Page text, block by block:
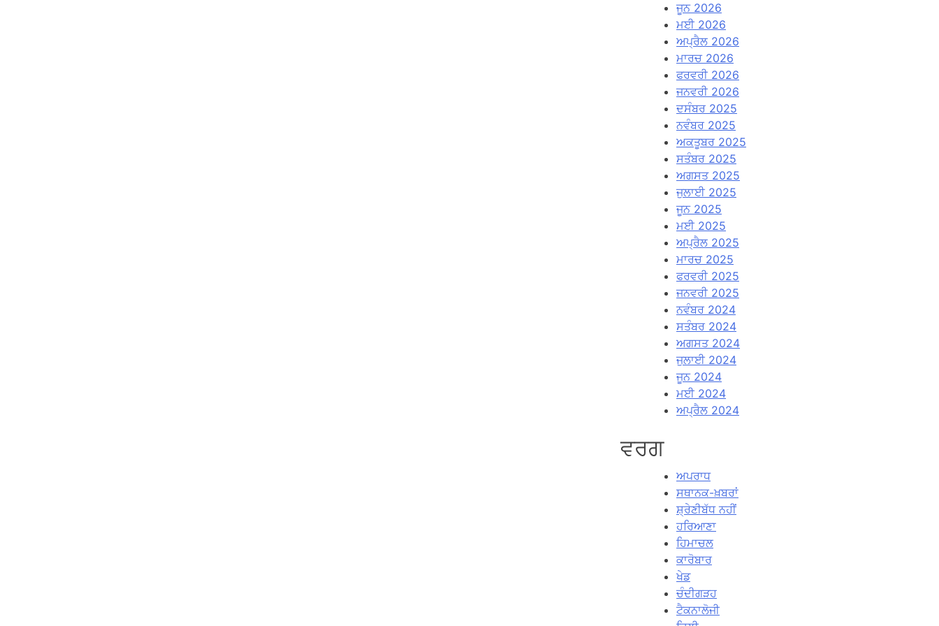
ਜੂਨ 2026
ਮਈ 2026
ਅਪ੍ਰੈਲ 2026
ਮਾਰਚ 2026
ਫਰਵਰੀ 2026
ਜਨਵਰੀ 2026
ਦਸੰਬਰ 2025
ਨਵੰਬਰ 2025
ਅਕਤੂਬਰ 2025
ਸਤੰਬਰ 2025
ਅਗਸਤ 2025
ਜੁਲਾਈ 2025
ਜੂਨ 2025
ਮਈ 2025
ਅਪ੍ਰੈਲ 2025
ਮਾਰਚ 2025
ਫਰਵਰੀ 2025
ਜਨਵਰੀ 2025
ਨਵੰਬਰ 2024
ਸਤੰਬਰ 2024
ਅਗਸਤ 2024
ਜੁਲਾਈ 2024
ਜੂਨ 2024
ਮਈ 2024
ਅਪ੍ਰੈਲ 2024
ਵਰਗ
ਅਪਰਾਧ
ਸਥਾਨਕ-ਖ਼ਬਰਾਂ
ਸ਼੍ਰੇਣੀਬੱਧ ਨਹੀਂ
ਹਰਿਆਣਾ
ਹਿਮਾਚਲ
ਕਾਰੋਬਾਰ
ਖੇਡ
ਚੰਦੀਗੜਹ
ਟੈਕਨਾਲੋਜੀ